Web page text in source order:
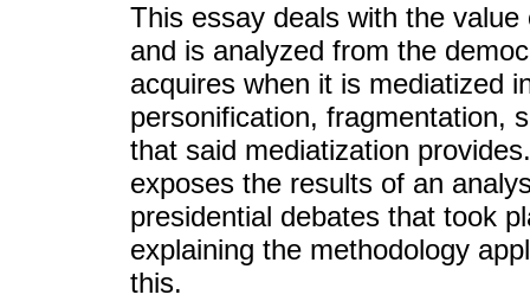
This essay deals with the
and is analyzed from the
acquires when it is mediatized
personification, fragmentation,
that said mediatization
exposes the results of an
presidential debates that took
explaining the methodology
this.